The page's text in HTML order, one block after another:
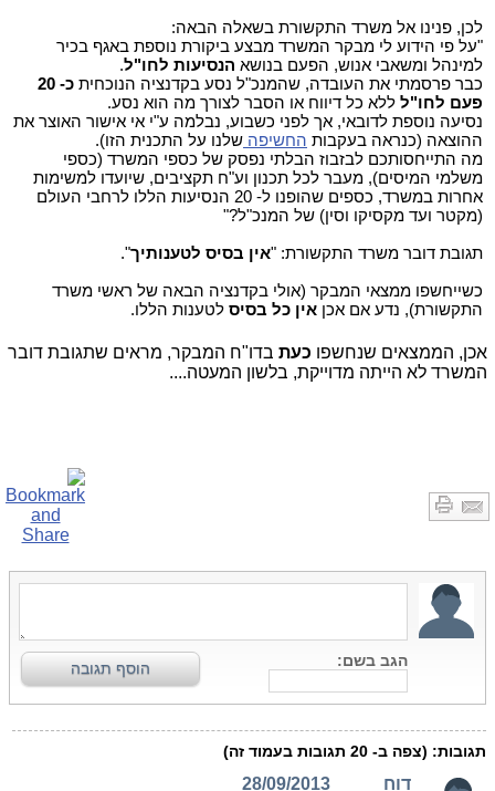
לכן, פנינו אל משרד התקשורת בשאלה הבאה:
"על פי הידוע לי מבקר המשרד מבצע ביקורת נוספת באגף בכיר
למינהל ומשאבי אנוש, הפעם בנושא הנסיעות לחו"ל.
כבר פרסמתי את העובדה, שהמנכ"ל נסע בקדנציה הנוכחית
כ- 20
פעם לחו"ל ללא כל דיווח או הסבר לצורך מה הוא נסע.
נסיעה נוספת לדובאי, אך לפני כשבוע, נבלמה ע"י אי אישור האוצר את
ההוצאה (כנראה בעקבות החשיפה שלנו על התכנית הזו).
מה התייחסותכם לבזבוז הבלתי נפסק של כספי המשרד (כספי
משלמי המיסים), מעבר לכל תכנון וע"ח תקציבים, שיועדו למשימות
אחרות במשרד, כספים שהופנו ל- 20 הנסיעות הללו לרחבי העולם
(מקטר ועד מקסיקו וסין) של המנכ"ל?"
תגובת דובר משרד התקשורת: "אין בסיס לטענותיך".
כשייחשפו ממצאי המבקר (אולי בקדנציה הבאה של ראשי משרד
התקשורת), נדע אם אכן אין כל בסיס לטענות הללו.
אכן, הממצאים שנחשפו כעת בדו"ח המבקר, מראים שתגובת דובר
המשרד לא הייתה מדוייקת, בלשון המעטה....